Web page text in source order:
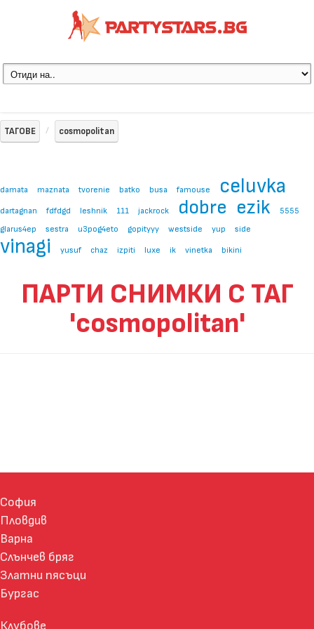
ТАГОВЕ cosmopolitan
damata maznata tvorenie batko busa famouse celuvka
dartagnan fdfdgd leshnik 111 jackrock dobre ezik
5555
glarus4ep
sestra u3pog4eto gopityyy westside yup side
vinagi yusuf chaz izpiti luxe ik vinetka bikini
ПАРТИ СНИМКИ С ТАГ
'cosmopolitan'
София
Пловдив
Варна
Слънчев бряг
Златни пясъци
Бургас
Клубове